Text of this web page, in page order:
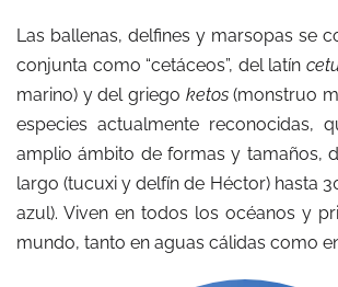
Las ballenas, delfines y marsopas se
conjunta como “cetáceos”, del latín
marino) y del griego ketos(monstruo
especies actualmente reconocidas,
amplio ámbito de formas y tamaños,
largo (tucuxi y delfín de Héctor) hasta
azul). Viven en todos los océanos y
mundo, tanto en aguas cálidas como